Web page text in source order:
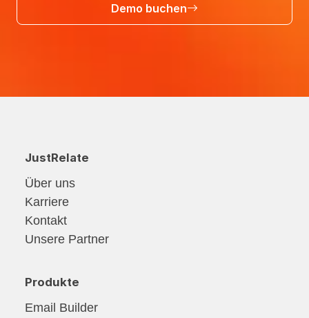
Demo buchen
JustRelate
Über uns
Karriere
Kontakt
Unsere Partner
Produkte
Email Builder